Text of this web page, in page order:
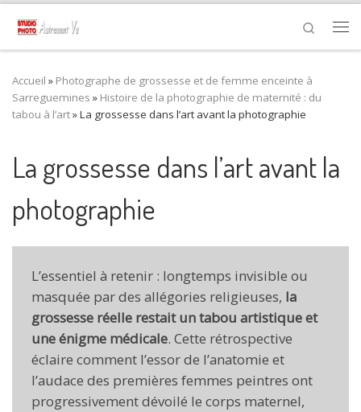
Passer au contenu
Search
Accueil » Photographe de grossesse et de femme enceinte à
Sarreguemines » Histoire de la photographie de maternité : du
tabou à l’art»La grossesse dans l’art avant la photographie
La grossesse dans l’art avant la
photographie
L’essentiel à retenir : longtemps invisible ou
masquée par des allégories religieuses, la
grossesse réelle restait un tabou artistique et
une énigme médicale. Cette rétrospective
éclaire comment l’essor de l’anatomie et
l’audace des premières femmes peintres ont
progressivement dévoilé le corps maternel,